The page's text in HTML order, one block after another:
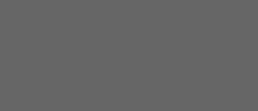
dienen statistischen Erhebungen zur Optimierung der
in Ländern, die unter Umständen kein adäquates